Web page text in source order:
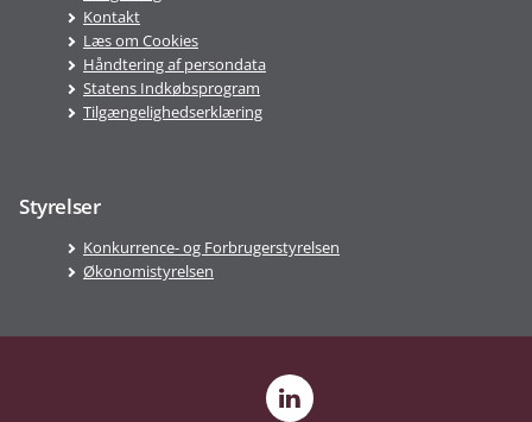
Kontakt
Læs om Cookies
Håndtering af persondata
Statens Indkøbsprogram
Tilgængelighedserklæring
Styrelser
Konkurrence- og Forbrugerstyrelsen
Økonomistyrelsen
LinkedIn